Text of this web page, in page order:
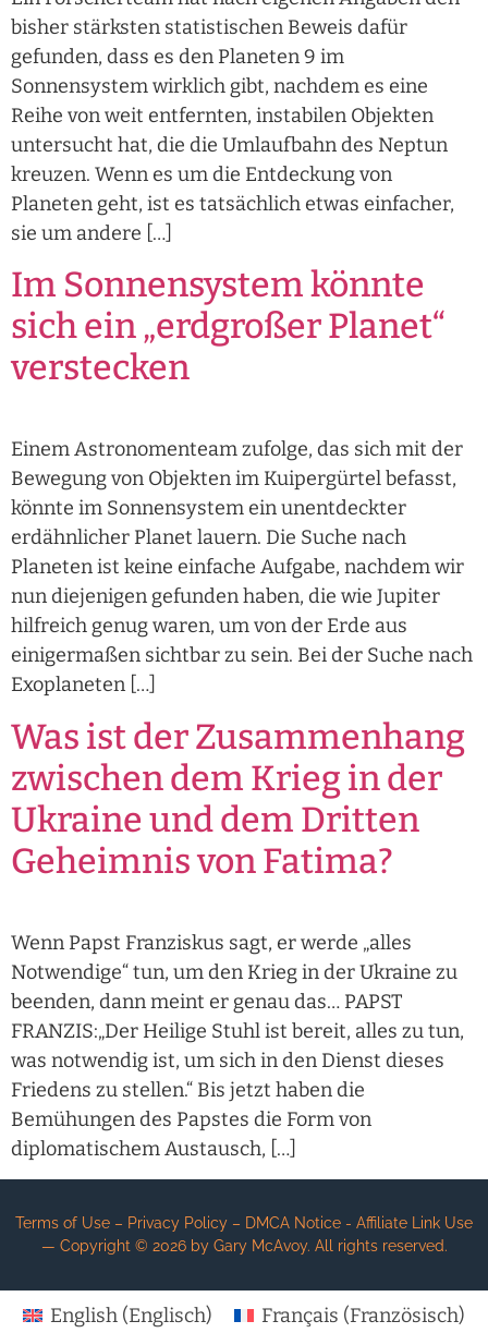
bisher stärksten statistischen Beweis dafür
gefunden, dass es den Planeten 9 im
Sonnensystem wirklich gibt, nachdem es eine
Reihe von weit entfernten, instabilen Objekten
untersucht hat, die die Umlaufbahn des Neptun
kreuzen. Wenn es um die Entdeckung von
Planeten geht, ist es tatsächlich etwas einfacher,
sie um andere […]
Im Sonnensystem könnte
sich ein „erdgroßer Planet“
verstecken
Einem Astronomenteam zufolge, das sich mit der
Bewegung von Objekten im Kuipergürtel befasst,
könnte im Sonnensystem ein unentdeckter
erdähnlicher Planet lauern. Die Suche nach
Planeten ist keine einfache Aufgabe, nachdem wir
nun diejenigen gefunden haben, die wie Jupiter
hilfreich genug waren, um von der Erde aus
einigermaßen sichtbar zu sein. Bei der Suche nach
Exoplaneten […]
Was ist der Zusammenhang
zwischen dem Krieg in der
Ukraine und dem Dritten
Geheimnis von Fatima?
Wenn Papst Franziskus sagt, er werde „alles
Notwendige“ tun, um den Krieg in der Ukraine zu
beenden, dann meint er genau das… PAPST
FRANZIS:„Der Heilige Stuhl ist bereit, alles zu tun,
was notwendig ist, um sich in den Dienst dieses
Friedens zu stellen.“ Bis jetzt haben die
Bemühungen des Papstes die Form von
diplomatischem Austausch, […]
Terms of Use – Privacy Policy – DMCA Notice - Affiliate Link Use
— Copyright © 2026by Gary McAvoy. All rights reserved.
English (Englisch) Français (Französisch)